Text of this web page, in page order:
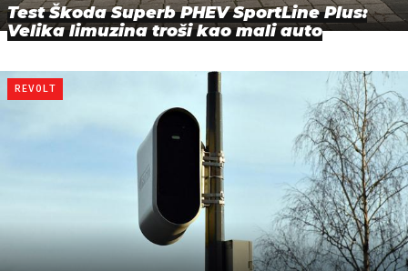
Test Škoda Superb PHEV SportLine Plus:
Velika limuzina troši kao mali auto
REVOLT